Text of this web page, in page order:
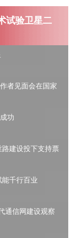
试验卫星二
者见面会在国家
功
建设投下支持票
能千行百业
通信网建设观察